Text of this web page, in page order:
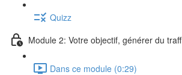
Quizz
Module 2: Votre objectif, générer du
Dans ce module (0:29)